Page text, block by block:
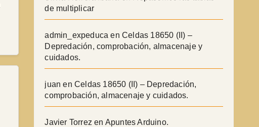
de multiplicar
admin_expeduca en Celdas 18650 (II) –
Depredación, comprobación, almacenaje y
cuidados.
juan en Celdas 18650 (II) – Depredación,
comprobación, almacenaje y cuidados.
Javier Torrez en Apuntes Arduino.